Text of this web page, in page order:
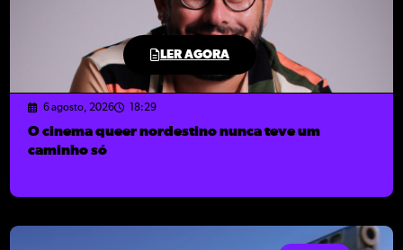
LER AGORA
6 agosto, 2026 18:29
O cinema queer nordestino nunca teve um
caminho só